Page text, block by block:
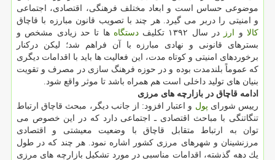
موضوعی حساس است و ابعاد مختلف فرهنگی، اقتصادی، اجتماعی
و امنیتی را دربر می گیرد. هر چند با تصویب قانون مبارزه با قاچاق
كالاو ارز در سال ۱۳۹۲ تكلیف دستگاه ها تا حد زیادی مشخص و
بسترهای قانونی و نهادی مبارزه با آن فراهم شد؛ لیكن دركنار
برخوردهای امنیتی و كوتاه مدت، این فعالیت ها باید با اقدامات دیگری
كه عموماً بلندمدت بوده و در حوزه فرهنگ سازی در مصرف و تقویت
بنیان های تولید داخلی است هم همراه باشد تا موثر واقع شود.
ادامه قاچاق در بازارچه های مرزی
رییس شورای پول و اعتبار افزود: از جانب دیگر، مبحث قاچاق ارتباط
تنگاتنگی با مباحث اقتصادی ـ اجتماعی دارد كه در این خصوص می
توان به ارتباط متقابل قاچاق با وضعیت معیشتی و اقتصادی
مرزنشینان و شهرهای مرزی كشور اشاره نمود. هر چند كه در طول
یك دهه گذشته، اقدامات مناسبی در مورد تشكیل بازارچه های مرزی